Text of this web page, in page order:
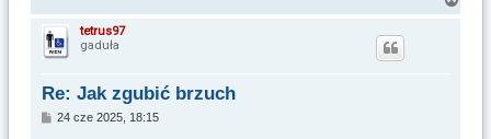
N
tetrus97
gaduła
Re: Jak zgubić brzuch
P24 cze 2025, 18:15